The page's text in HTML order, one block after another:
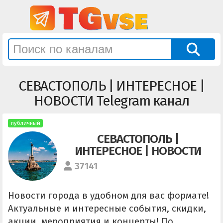
СЕВАСТОПОЛЬ | ИНТЕРЕСНОЕ |
НОВОСТИ Telegram канал
публичный
СЕВАСТОПОЛЬ |
ИНТЕРЕСНОЕ | НОВОСТИ
37141
Новости города в удобном для вас формате!
Актуальные и интересные события, скидки,